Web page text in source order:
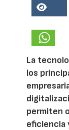
16478
La
los
permiten
eficiencia